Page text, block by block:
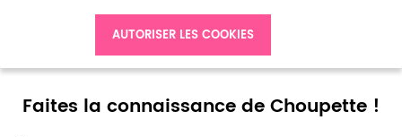
AUTORISER LES COOKIES
Blog
Actualité
Faites la connaissance de Choupette !
Faites la connaissance de Choupette !